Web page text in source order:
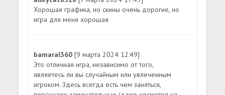
Хорошая графика, но скины очень дорогие, но
игра для меня хорошая
bamaral360[9 марта 2024 12:49]
Это отличная игра, независимо от того,
являетесь ли вы случайным или увлеченным
игроком. Здесь всегда есть чем заняться,